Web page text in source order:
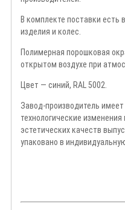
В комплекте поставки
изделия и колес.
Полимерная порошковая
открытом воздухе при
Цвет — синий, RAL 5002.
Завод-производитель
технологические
эстетических качеств
упаковано в